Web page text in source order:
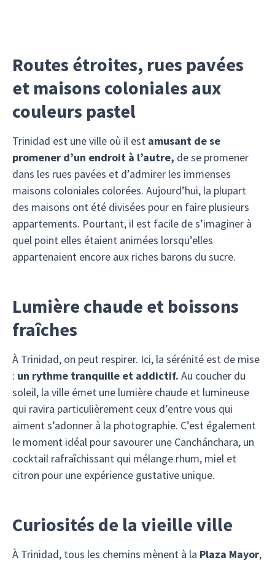
Routes étroites, rues pavées
et maisons coloniales aux
couleurs pastel
Trinidad est une ville où il est amusant de se
promener d’un endroit à l’autre, de se promener
dans les rues pavées et d’admirer les immenses
maisons coloniales colorées. Aujourd’hui, la plupart
des maisons ont été divisées pour en faire plusieurs
appartements. Pourtant, il est facile de s’imaginer à
quel point elles étaient animées lorsqu’elles
appartenaient encore aux riches barons du sucre.
Lumière chaude et boissons
fraîches
À Trinidad, on peut respirer. Ici, la sérénité est de mise
: un rythme tranquille et addictif. Au coucher du
soleil, la ville émet une lumière chaude et lumineuse
qui ravira particulièrement ceux d’entre vous qui
aiment s’adonner à la photographie. C’est également
le moment idéal pour savourer une Canchánchara, un
cocktail rafraîchissant qui mélange rhum, miel et
citron pour une expérience gustative unique.
Curiosités de la vieille ville
À Trinidad, tous les chemins mènent à la Plaza Mayor,